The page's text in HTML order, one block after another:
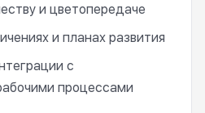
и цветопередаче
и планах развития
с
процессами